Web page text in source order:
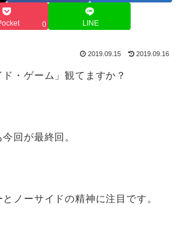
0 LINE
2019.09.15 2019.09.16
ド・ゲーム」観てますか？
回が最終回。
ノーサイドの精神に注目です。